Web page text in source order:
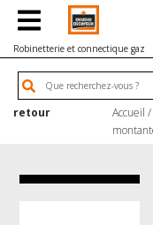
Robinetterie et connectique gaz
retour Accueil /